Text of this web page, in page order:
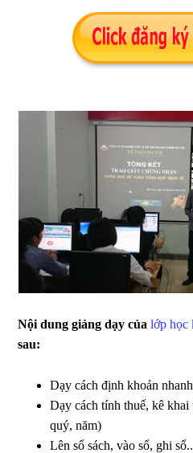
Nội dung giảng dạy củalớp học
sau:
Dạy cách định khoản
Dạy cách tính thuế, kê khai
quý, năm)
Lên sổ sách, vào sổ, ghi sổ..